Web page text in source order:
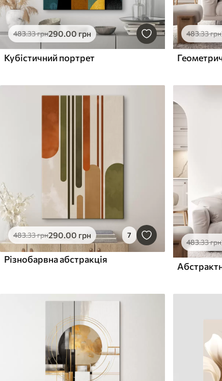
483.33грн290.00 грн
Кубістичний портрет
483.33грн
483.33грн290.00 грн 7
Різнобарвна абстракція
483.33грн